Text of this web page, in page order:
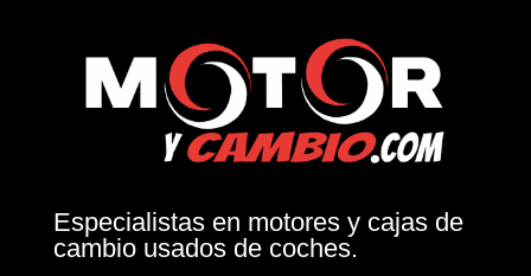
Especialistas en motores y cajas de
cambio usados de coches.